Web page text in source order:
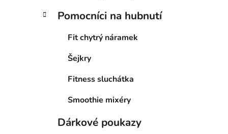
Pomocníci na hubnutí
Fit chytrý náramek
Šejkry
Fitness sluchátka
Smoothie mixéry
Dárkové poukazy